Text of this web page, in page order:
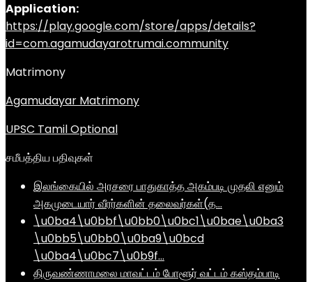
Application:
https://play.google.com/store/apps/details?
id=com.agamudayarotrumai.community
Matrimony
Agamudayar Matrimony
UPSC Tamil Optional
சமீபத்திய பதிவுகள்
இலங்கையில் அரசரை பாதுகாத்த அகம்படி முதலி எனும்
அகமுடையார் வீரர்களின் தலைவர்கள்(த…
\u0ba4\u0bbf\u0bb0\u0bc1\u0bae\u0ba3
\u0bb5\u0bb0\u0ba9\u0bcd
\u0ba4\u0bc7\u0b9f…
திருவண்ணாமலை மாவட்டம் போளூர் வட்டம் கஸ்தம்பாடி